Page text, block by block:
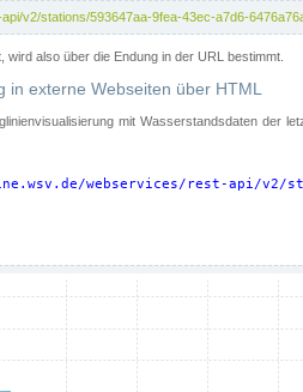
v2/stations/593647aa-9fea-43ec-a7d6-
also über die Endung in der URL bestimmt.
in externe Webseiten über HTML
mit Wasserstandsdaten der
webservices/rest-api/v2/